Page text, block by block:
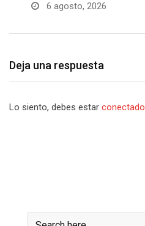
6 agosto, 2026
Deja una respuesta
Lo siento, debes estar conectado